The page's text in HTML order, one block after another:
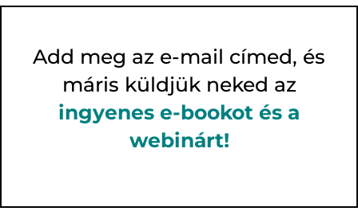
Add meg az e-mail címed, és
máris küldjük neked az
ingyenes e-bookot és a
webinárt!